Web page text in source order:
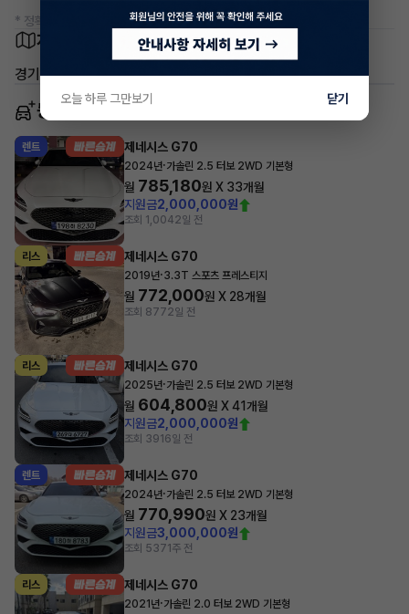
* 정확한 정보는 판매자와 반드시 확인하시기 바랍니다.
차량 위치
경기 용인시 기흥구 영덕동
동일 차종 이어카
렌트 제네시스 G70
2024년·가솔린 2.5 터보 2WD 기본형
월 785,180원 X 33개월
지원금2,000,000원
조회 1,0042일 전
리스 제네시스 G70
2019년·3.3T 스포츠 프레스티지
월 772,000원 X 28개월
조회 8772일 전
리스 제네시스 G70
2025년·가솔린 2.5 터보 2WD 기본형
월 604,800원 X41개월
지원금2,000,000원
조회 391 6일 전
렌트 제네시스 G70
2024년·가솔린 2.5 터보 2WD 기본형
월 770,990원 X 23개월
지원금3,000,000원
조회 5371주 전
리스 제네시스 G70
2021년·가솔린 2.0 터보 2WD 기본형
오늘 하루 그만보기 닫기